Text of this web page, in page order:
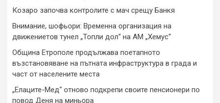
Козаро започва контролите с мач срещу Банкя
Внимание, шофьори: Временна организация на
движениетов тунел „Топли дол“ на АМ „Хемус“
Община Етрополе продължава поетапното
възстановяване на пътната инфраструктура в града и
част от населените места
„Елаците-Мед“ отново подкрепи своите пенсионери по
повод Деня на миньора